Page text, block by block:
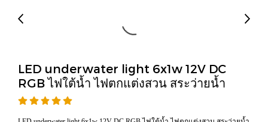
LED underwater light 6x1w 12V DC
RGB ไฟใต้น้ำ ไฟตกแต่งสวน สระว่ายน้ำ